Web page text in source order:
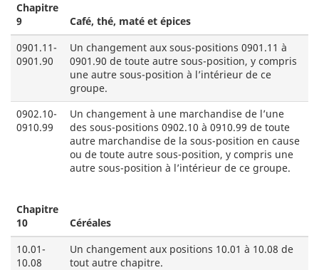
Chapitre
9
Café, thé, maté et épices
0901.11-
0901.90
Un changement aux sous-positions 0901.11 à
0901.90 de toute autre sous-position, y compris
une autre sous-position à l’intérieur de ce
groupe.
0902.10-
0910.99
Un changement à une marchandise de l’une
des sous-positions 0902.10 à 0910.99 de toute
autre marchandise de la sous-position en cause
ou de toute autre sous-position, y compris une
autre sous-position à l’intérieur de ce groupe.
Chapitre
10
Céréales
10.01-
10.08
Un changement aux positions 10.01 à 10.08 de
tout autre chapitre.